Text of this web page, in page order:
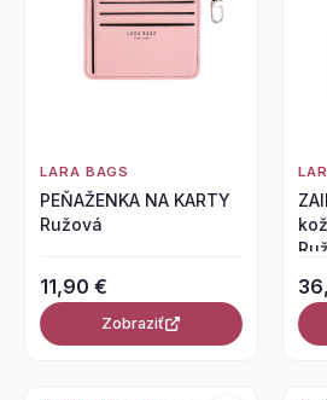
LARA BAGS
PEŇAŽENKA NA KARTY
Ružová
11,90 €
Zobraziť